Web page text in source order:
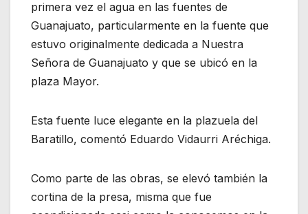
primera vez el agua en las fuentes de
Guanajuato, particularmente en la fuente que
estuvo originalmente dedicada a Nuestra
Señora de Guanajuato y que se ubicó en la
plaza Mayor.
Esta fuente luce elegante en la plazuela del
Baratillo, comentó Eduardo Vidaurri Aréchiga.
Como parte de las obras, se elevó también la
cortina de la presa, misma que fue